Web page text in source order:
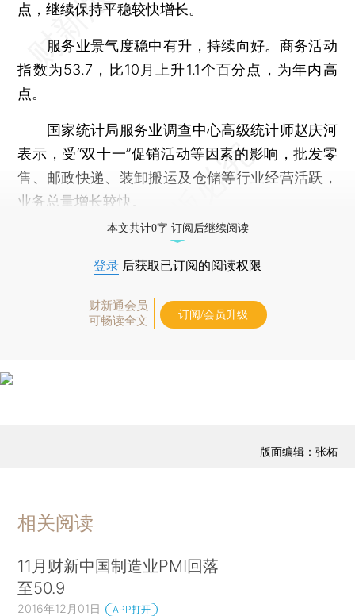
点，继续保持平稳较快增长。
服务业景气度稳中有升，持续向好。商务活动
指数为53.7，比10月上升1.1个百分点，为年内高
点。
国家统计局服务业调查中心高级统计师赵庆河
表示，受“双十一”促销活动等因素的影响，批发零
售、邮政快递、装卸搬运及仓储等行业经营活跃，
业务总量增长较快。
本文共计0字 订阅后继续阅读
登录 后获取已订阅的阅读权限
财新通会员
可畅读全文
订阅/会员升级
版面编辑：张柘
相关阅读
11月财新中国制造业PMI回落
至50.9
2016年12月01日 APP打开